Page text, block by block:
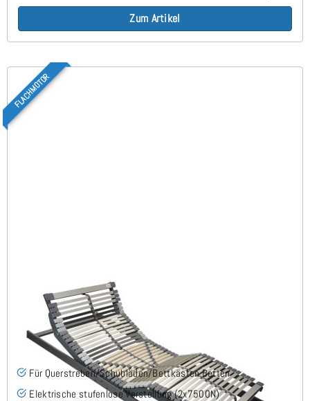
Zum Artikel
FLACHMOTOR
Nimbo 44 EKFV Flach - Lattenrost 180x200 cm
(2x90x200)
Für Querstreben/Schubläden/Bettkästen Betten
Elektrische stufenlose Verstellung (2x7500N)